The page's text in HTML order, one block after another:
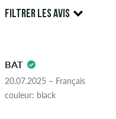
Seules les personnes
peuvent créer des avis.
violent la loi applicable ou
contenant du spam et de
publiés. La note en étoiles
FILTRER LES AVIS
5.0
BAT
20.07.2025 – Français
couleur: black